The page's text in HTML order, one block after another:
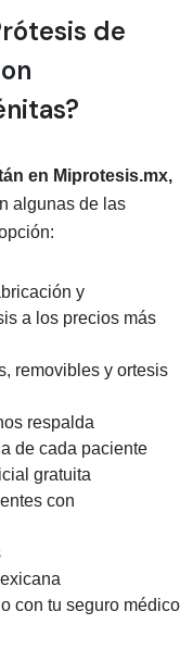
de
en Miprotesis.mx,
algunas de las
y
a los precios más
removibles y ortesis
respalda
de cada paciente
gratuita
con
con tu seguro médico